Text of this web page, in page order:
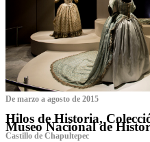
De marzo a agosto de 2015
Hilos de Historia,
Museo Nacional de
Castillo de Chapultepec